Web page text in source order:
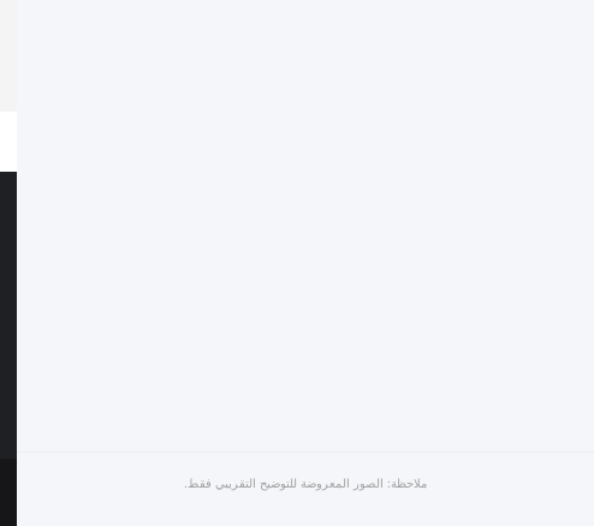
ملاحظة: الصور المعروضة للتوضيح التقريبي فقط.